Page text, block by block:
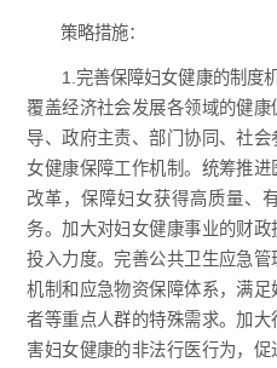
策略措施：
1.完善保障妇女健康的制度机
覆盖经济社会发展各领域的健
导、政府主责、部门协同、社
女健康保障工作机制。统筹推
改革，保障妇女获得高质量、
务。加大对妇女健康事业的财
投入力度。完善公共卫生应急
机制和应急物资保障体系，满
者等重点人群的特殊需求。加
害妇女健康的非法行医行为，促